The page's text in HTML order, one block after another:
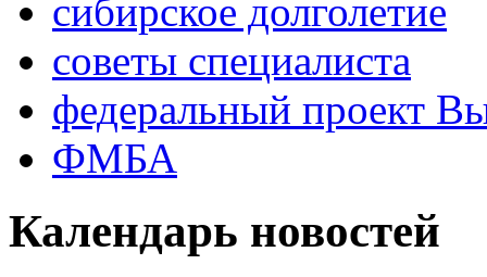
сибирское долголетие
советы специалиста
федеральный проект
ФМБА
Календарь новостей